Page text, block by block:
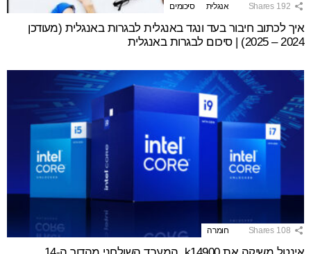
192
Shares אנגלית סיכומים
איך לכתוב חיבור בעד ונגד באנגלית לבגרות באנגלית (מעודכן
2024 – 2025) | סיכום לבגרות באנגלית
108
Shares חומרה